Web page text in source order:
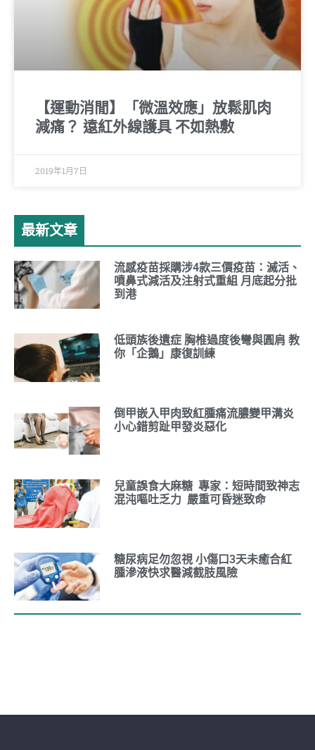
【運動消閒】「微溫效應」放鬆肌肉
減痛？ 遠紅外線護具 不如熱敷
2019年1月7日
最新文章
流感疫苗採購涉4款三價疫苗：滅活、
噴鼻式減活及注射式重組 月底起分批
到港
低頭族後遺症 胸椎過度後彎與圓肩 教
你「企鵝」康復訓練
倒甲嵌入甲肉致紅腫痛流膿變甲溝炎
小心錯剪趾甲發炎惡化
兒童誤食大麻糖 專家：短時間致神志
混沌嘔吐乏力 嚴重可昏迷致命
糖尿病足勿忽視 小傷口3天未癒合紅
腫滲液快求醫減截肢風險